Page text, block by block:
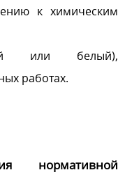
к химическим
или белый),
работах.
нормативной